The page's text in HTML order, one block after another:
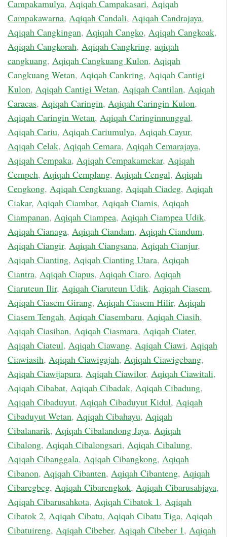
Campakamulya, Aqiqah Campakasari, Aqiqah
Campakawarna, Aqiqah Candali, Aqiqah Candrajaya,
Aqiqah Cangkingan, Aqiqah Cangko, Aqiqah Cangkoak,
Aqiqah Cangkorah, Aqiqah Cangkring, aqiqah
cangkuang, Aqiqah Cangkuang Kulon, Aqiqah
Cangkuang Wetan, Aqiqah Cankring, Aqiqah Cantigi
Kulon, Aqiqah Cantigi Wetan, Aqiqah Cantilan, Aqiqah
Caracas, Aqiqah Caringin, Aqiqah Caringin Kulon,
Aqiqah Caringin Wetan, Aqiqah Caringinnunggal,
Aqiqah Cariu, Aqiqah Cariumulya, Aqiqah Cayur,
Aqiqah Celak, Aqiqah Cemara, Aqiqah Cemarajaya,
Aqiqah Cempaka, Aqiqah Cempakamekar, Aqiqah
Cempeh, Aqiqah Cemplang, Aqiqah Cengal, Aqiqah
Cengkong, Aqiqah Cengkuang, Aqiqah Ciadeg, Aqiqah
Ciakar, Aqiqah Ciambar, Aqiqah Ciamis, Aqiqah
Ciampanan, Aqiqah Ciampea, Aqiqah Ciampea Udik,
Aqiqah Cianaga, Aqiqah Ciandam, Aqiqah Ciandum,
Aqiqah Ciangir, Aqiqah Ciangsana, Aqiqah Cianjur,
Aqiqah Cianting, Aqiqah Cianting Utara, Aqiqah
Ciantra, Aqiqah Ciapus, Aqiqah Ciaro, Aqiqah
Ciaruteun Ilir, Aqiqah Ciaruteun Udik, Aqiqah Ciasem,
Aqiqah Ciasem Girang, Aqiqah Ciasem Hilir, Aqiqah
Ciasem Tengah, Aqiqah Ciasembaru, Aqiqah Ciasih,
Aqiqah Ciasihan, Aqiqah Ciasmara, Aqiqah Ciater,
Aqiqah Ciateul, Aqiqah Ciawang, Aqiqah Ciawi, Aqiqah
Ciawiasih, Aqiqah Ciawigajah, Aqiqah Ciawigebang,
Aqiqah Ciawijapura, Aqiqah Ciawilor, Aqiqah Ciawitali,
Aqiqah Cibabat, Aqiqah Cibadak, Aqiqah Cibadung,
Aqiqah Cibaduyut, Aqiqah Cibaduyut Kidul, Aqiqah
Cibaduyut Wetan, Aqiqah Cibahayu, Aqiqah
Cibalanarik, Aqiqah Cibalandong Jaya, Aqiqah
Cibalong, Aqiqah Cibalongsari, Aqiqah Cibalung,
Aqiqah Cibanggala, Aqiqah Cibangkong, Aqiqah
Cibanon, Aqiqah Cibanten, Aqiqah Cibanteng, Aqiqah
Cibaregbeg, Aqiqah Cibarengkok, Aqiqah Cibarusahjaya,
Aqiqah Cibarusahkota, Aqiqah Cibatok 1, Aqiqah
Cibatok 2, Aqiqah Cibatu, Aqiqah Cibatu Tiga, Aqiqah
Cibatuireng, Aqiqah Cibeber, Aqiqah Cibeber 1, Aqiqah